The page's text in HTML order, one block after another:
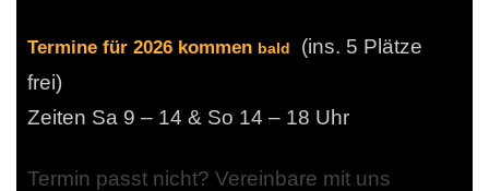
Termine für 2026 kommen bald
(ins. 5 Plätze
frei)
Zeiten Sa 9 – 14 & So 14 – 18 Uhr
Termin passt nicht? Vereinbare mit uns